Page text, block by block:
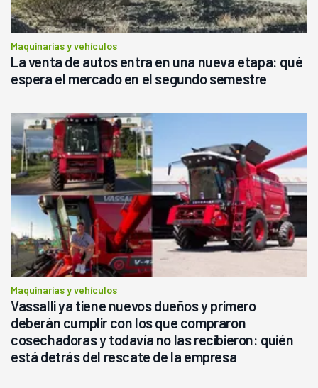
Maquinarias y vehículos
La venta de autos entra en una nueva etapa: qué
espera el mercado en el segundo semestre
Maquinarias y vehículos
Vassalli ya tiene nuevos dueños y primero
deberán cumplir con los que compraron
cosechadoras y todavía no las recibieron: quién
está detrás del rescate de la empresa